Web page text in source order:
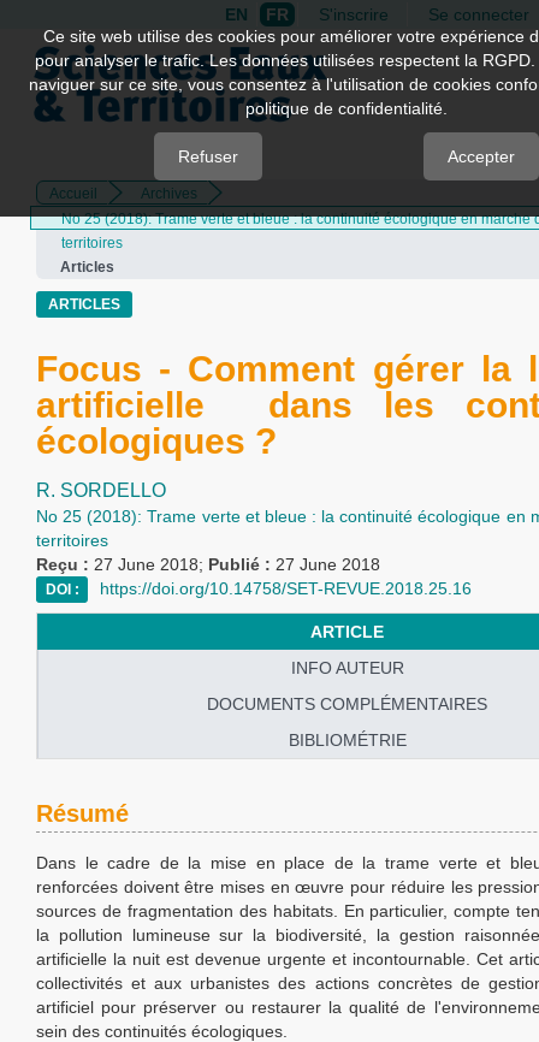
Quick
jump
page
Main
Navigation
Main
Content
Sidebar
EN FR S'inscrire Se connecter
Accueil
Archives
No 25 (2018): Trame verte et bleue : la continuité écologique en marche
territoires
Articles
ARTICLES
Focus - Comment gérer la
artificielle dans les
écologiques ?
R. SORDELLO
No 25 (2018): Trame verte et bleue : la continuité écologique en
territoires
Reçu : 27 June 2018; Publié : 27 June 2018
DOI : https://doi.org/10.14758/SET-REVUE.2018.25.16
ARTICLE
INFO AUTEUR
DOCUMENTS COMPLÉMENTAIRES
BIBLIOMÉTRIE
Résumé
Dans le cadre de la mise en place de la trame verte et
renforcées doivent être mises en œuvre pour réduire les
sources de fragmentation des habitats. En particulier, compte
la pollution lumineuse sur la biodiversité, la gestion
artificielle la nuit est devenue urgente et incontournable. Cet
collectivités et aux urbanistes des actions concrètes de
artificiel pour préserver ou restaurer la qualité de
sein des continuités écologiques.
Ce site web utilise des cookies pour améliorer votre expérience
pour analyser le trafic. Les données utilisées respectent la
naviguer sur ce site, vous consentez à l'utilisation de cookies
politique de confidentialité.
Refuser Accepter